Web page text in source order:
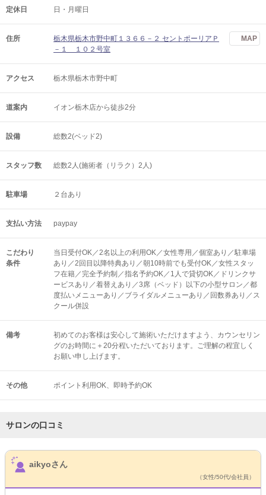
定休日 日・月曜日
住所
栃木県栃木市野中町１３６６－２ セントポーリアＰ
－１ １０２号室
MAP
アクセス 栃木県栃木市野中町
道案内 イオン栃木店から徒歩2分
設備 総数2(ベッド2)
スタッフ数 総数2人(施術者（リラク）2人)
駐車場 ２台あり
支払い方法 paypay
こだわり
条件
当日受付OK／2名以上の利用OK／女性専用／個室あり／駐車場
あり／2回目以降特典あり／朝10時前でも受付OK／女性スタッ
フ在籍／完全予約制／指名予約OK／1人で貸切OK／ドリンクサ
ービスあり／着替えあり／3席（ベッド）以下の小型サロン／都
度払いメニューあり／ブライダルメニューあり／回数券あり／ス
クール併設
備考
初めてのお客様は安心して施術いただけますよう、カウンセリン
グのお時間に＋20分程いただいております。ご理解の程宜しく
お願い申し上げます。
その他 ポイント利用OK 即時予約OK
サロンの口コミ
サロンPick Up
aikyoさん
（女性/50代/会社員）